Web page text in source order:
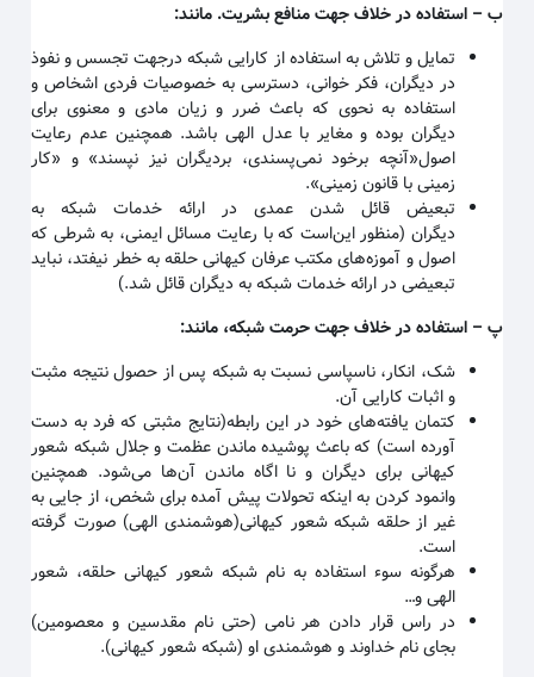
– استفاده در خلاف جهت منافع بشریت. مانند:
تمایل و تلاش به استفاده از کارایی شبکه درجهت تجسس و نفوذ
در دیگران، فکر خوانی، دسترسی به خصوصیات فردی اشخاص و
استفاده به نحوی که باعث ضرر و زیان مادی و معنوی برای
دیگران بوده و مغایر با عدل الهی باشد. همچنین عدم رعایت
اصول«آنچه برخود نمی‌پسندی، بردیگران نیز نپسند» و «کار
زمینی با قانون زمینی».
تبعیض قائل شدن عمدی در ارائه خدمات شبکه به
دیگران(منظور این‌است که با رعایت مسائل ایمنی، به شرطی که
اصول و آموزه‌های مکتب عرفان کیهانی حلقه به خطر نیفتد، نباید
تبعیضی در ارائه خدمات شبکه به دیگران قائل شد.)
– استفاده در خلاف جهت حرمت شبکه، مانند:
شک، انکار، ناسپاسی نسبت به شبکه پس از حصول نتیجه مثبت
و اثبات کارایی آن.
کتمان یافته‌های خود در این رابطه(نتایج مثبتی که فرد به دست
آورده است) که باعث پوشیده ماندن عظمت و جلال شبکه شعور
کیهانی برای دیگران و نا اگاه ماندن آن‌ها می‌شود. همچنین
وانمود کردن به اینکه تحولات پیش آمده برای شخص، از جایی به
غیر از حلقه شبکه شعور کیهانی(هوشمندی الهی) صورت گرفته
است.
هرگونه سوء استفاده به نام شبکه شعور کیهانی حلقه، شعور
الهی و…
در راس قرار دادن هر نامی (حتی نام مقدسین و معصومین)
بجای نام خداوند و هوشمندی او (شبکه شعور کیهانی).